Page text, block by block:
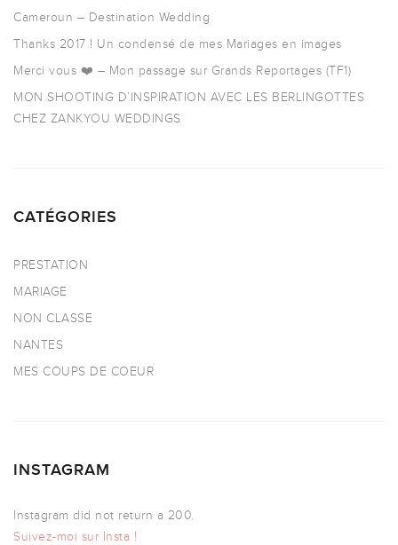
Cameroun – Destination Wedding
Thanks 2017 ! Un condensé de mes Mariages en images
Merci vous ❤️ – Mon passage sur Grands Reportages (TF1)
MON SHOOTING D’INSPIRATION AVEC LES BERLINGOTTES
CHEZ ZANKYOU WEDDINGS
CATÉGORIES
PRESTATION
MARIAGE
NON CLASSE
NANTES
MES COUPS DE COEUR
INSTAGRAM
Instagram did not return a 200.
Suivez-moi sur Insta !